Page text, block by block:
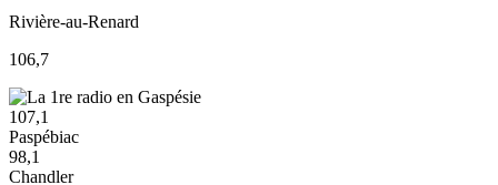
Rivière-au-Renard
106,7
107,1
Paspébiac
98,1
Chandler